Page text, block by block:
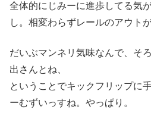
全体的にじみーに進歩してる気
し。相変わらずレールのアウト
だいぶマンネリ気味なんで、そ
出さんとね、
ということでキックフリップに
ーむずいっすね。やっぱり。